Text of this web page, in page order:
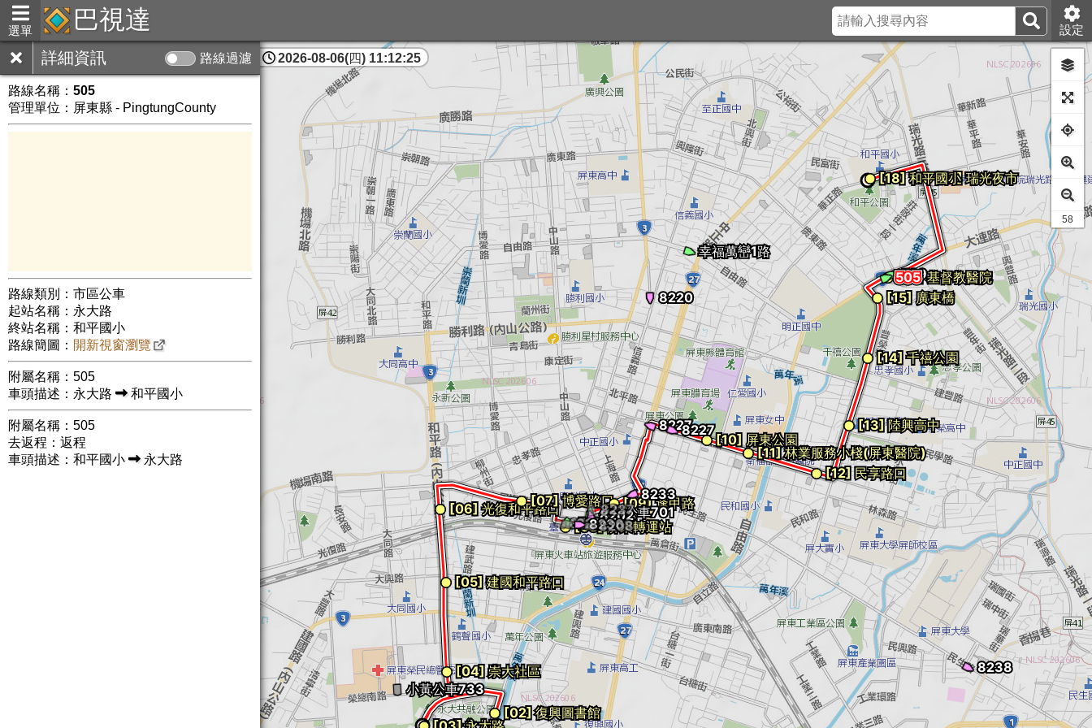
選單 巴視達 設定
詳細資訊 路線過濾
路線名稱： 505
管理單位：屏東縣 - PingtungCounty
路線類別：市區公車
起站名稱：永大路
終站名稱：和平國小
路線簡圖： 開新視窗瀏覽
附屬名稱：505
車頭描述：永大路
和平國小
附屬名稱：505
去返程：返程
車頭描述：和平國小
永大路
屏東縣
2026-08-06(四) 11:12:26
46